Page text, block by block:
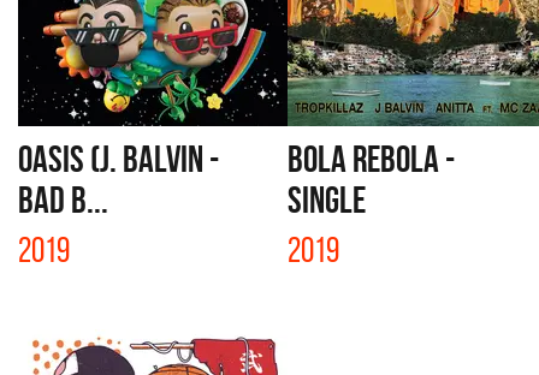
OASIS (J. BALVIN -
BAD B...
2019
BOLA REBOLA -
SINGLE
2019